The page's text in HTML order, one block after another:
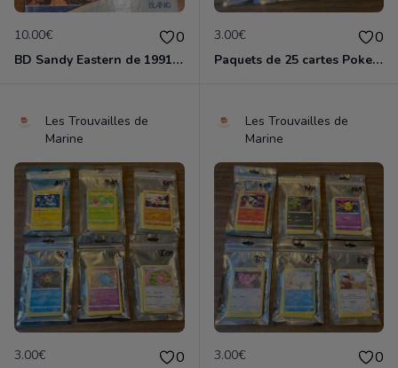
10.00€ 0
BD Sandy Eastern de 1991 en tres bon etat
3.00€ 0
Paquets de 25 cartes Pokemon etat comme neuf
Les Trouvailles de
Marine
3.00€ 0
Les Trouvailles de
Marine
3.00€ 0